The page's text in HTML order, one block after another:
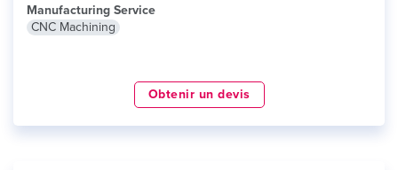
Manufacturing Service
CNC Machining
Obtenir un devis